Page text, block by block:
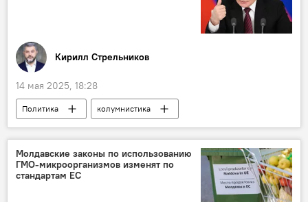
Кирилл Стрельников
14 мая 2025, 18:28
Политика колумнистика
Молдавские законы по использованию
ГМО-микроорганизмов изменят по
стандартам ЕС